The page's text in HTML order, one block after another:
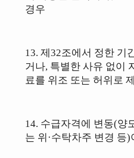
경우
13. 제32조에서 정한 기
거나, 특별한 사유 없이
료를 위조 또는 허위로
14. 수급자격에 변동(양
는 위·수탁차주 변경 등)